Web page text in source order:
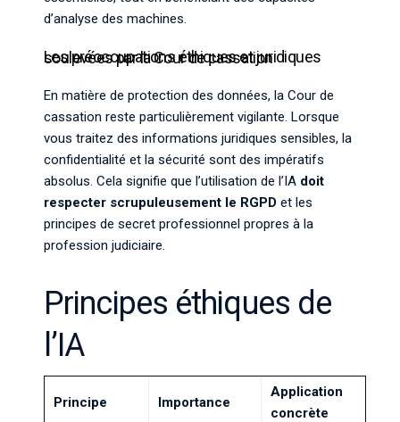
d’analyse des machines.
Les préoccupations éthiques et juridiques soulevées par la Cour de cassation
En matière de protection des données, la Cour de
cassation reste particulièrement vigilante. Lorsque
vous traitez des informations juridiques sensibles, la
confidentialité et la sécurité sont des impératifs
absolus. Cela signifie que l’utilisation de l’IA doit
respecter scrupuleusement le RGPD et les
principes de secret professionnel propres à la
profession judiciaire.
Principes éthiques de
l’IA
Principe Importance
Application
concrète